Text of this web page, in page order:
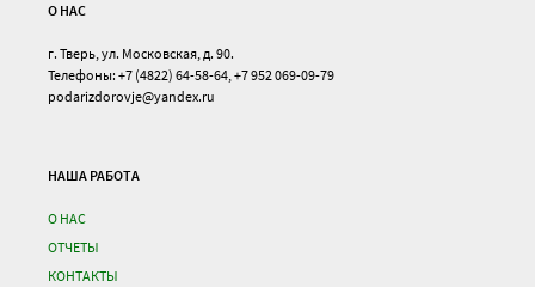
О НАС
г. Тверь, ул. Московская, д. 90.
Телефоны: +7 (4822) 64-58-64, +7 952 069-09-79
podarizdorovje@yandex.ru
НАША РАБОТА
О НАС
ОТЧЕТЫ
КОНТАКТЫ